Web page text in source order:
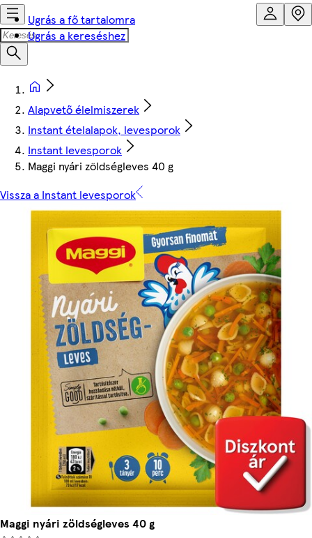
Ugrás a fő tartalomra
Ugrás a kereséshez
Alapvető élelmiszerek
Instant ételalapok, levesporok
Instant levesporok
Maggi nyári zöldségleves 40 g
Vissza a Instant levesporok
Maggi nyári zöldségleves 40 g